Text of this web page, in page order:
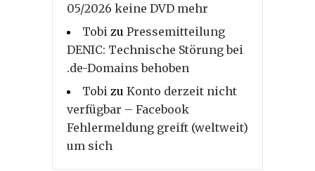
05/2026 keine DVD mehr
Tobi zu Pressemitteilung
DENIC: Technische Störung bei
.de-Domains behoben
Tobi zu Konto derzeit nicht
verfügbar – Facebook
Fehlermeldung greift (weltweit)
um sich